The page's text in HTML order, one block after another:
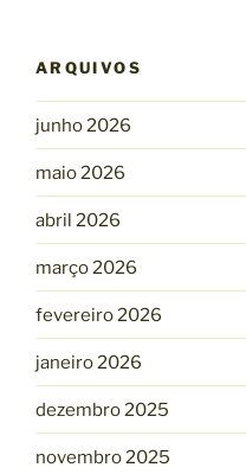
ARQUIVOS
junho 2026
maio 2026
abril 2026
março 2026
fevereiro 2026
janeiro 2026
dezembro 2025
novembro 2025